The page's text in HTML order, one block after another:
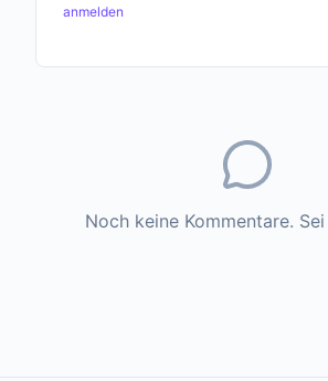
anmelden
Noch keine Kommentare.